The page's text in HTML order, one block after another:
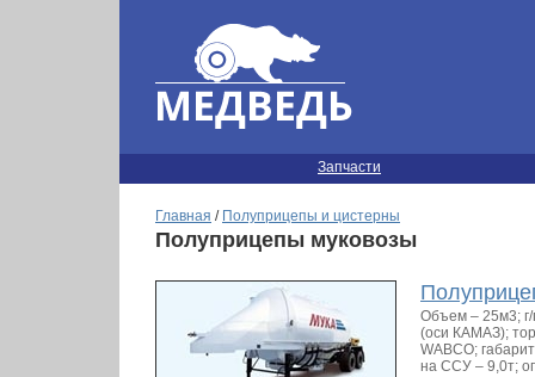
Запчасти
Главная / Полуприцепы и цистерны
Полуприцепы муковозы
Объем – 25м3; г/
(оси КАМАЗ);
WABCO;
на ССУ – 9,0т;